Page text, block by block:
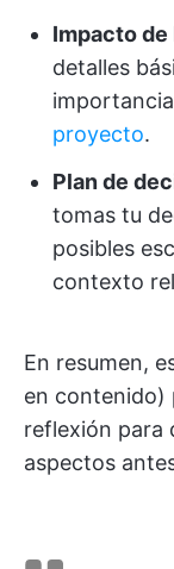
Impacto
detalles
proyecto.
Plan de
tomas tu
posibles
contexto
En resumen,
en contenido)
reflexión para
aspectos